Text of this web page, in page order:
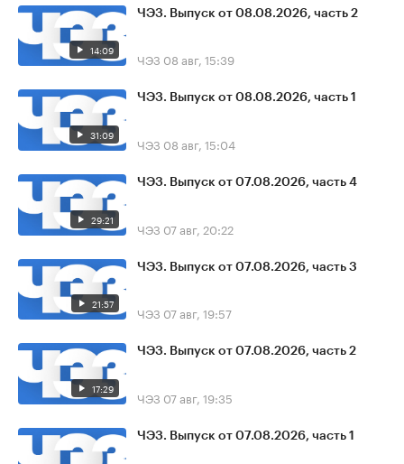
14:09
ЧЭЗ. Выпуск от 08.08.2026, часть 2
ЧЭЗ 08 авг, 15:39
31:09
ЧЭЗ. Выпуск от 08.08.2026, часть 1
ЧЭЗ 08 авг, 15:04
29:21
ЧЭЗ. Выпуск от 07.08.2026, часть 4
ЧЭЗ 07 авг, 20:22
21:57
ЧЭЗ. Выпуск от 07.08.2026, часть 3
ЧЭЗ 07 авг, 19:57
17:29
ЧЭЗ. Выпуск от 07.08.2026, часть 2
ЧЭЗ 07 авг, 19:35
ЧЭЗ. Выпуск от 07.08.2026, часть 1